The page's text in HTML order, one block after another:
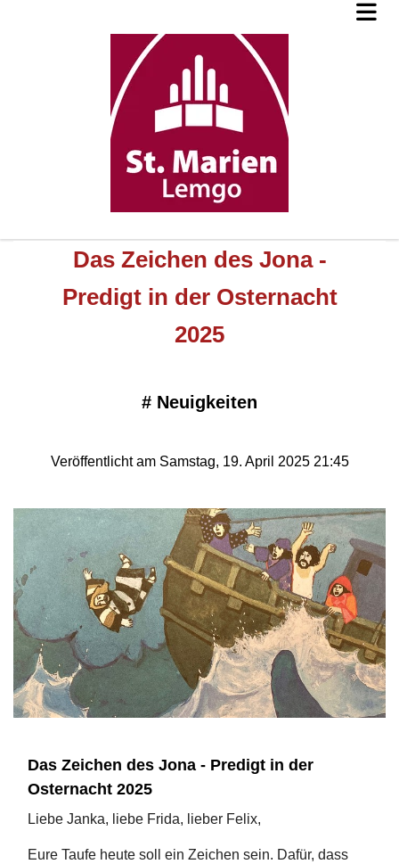
Das Zeichen des Jona -
Predigt in der Osternacht
2025
# Neuigkeiten
Veröffentlicht am Samstag, 19. April 2025 21:45
Das Zeichen des Jona - Predigt in der
Osternacht 2025
Liebe Janka, liebe Frida, lieber Felix,
Eure Taufe heute soll ein Zeichen sein. Dafür, dass